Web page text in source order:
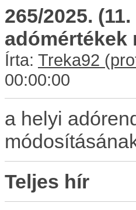
265/2025.
adómértékek
Írta: Treka92
00:00:00
a helyi
Teljes hír